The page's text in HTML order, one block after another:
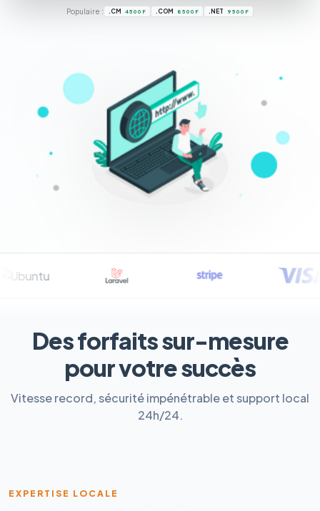
Populaire : .CM 4 500 F .COM 8 500 F .NET 9 500 F
Des forfaits sur-mesure
pour votre succès
Vitesse record, sécurité impénétrable et support local
24h/24.
EXPERTISE LOCALE